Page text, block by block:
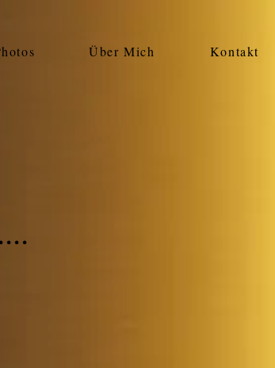
Über Mich Kontakt